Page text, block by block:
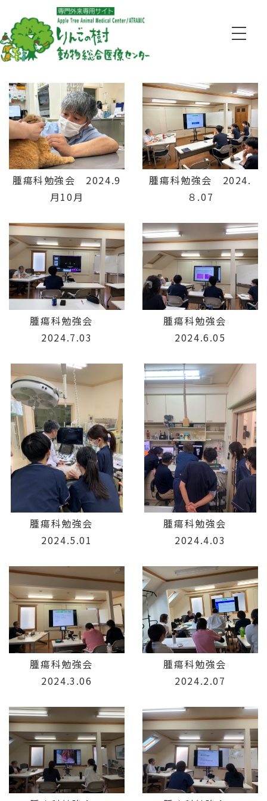
腫瘍科勉強会 2024.9
月10月
腫瘍科勉強会 2024.
８.07
腫瘍科勉強会
2024.7.03
腫瘍科勉強会
2024.6.05
腫瘍科勉強会
2024.5.01
腫瘍科勉強会
2024.4.03
腫瘍科勉強会
2024.3.06
腫瘍科勉強会
2024.2.07